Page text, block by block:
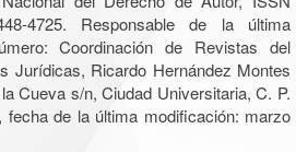
4725. Responsable de la última
Coordinación de Revistas del
Jurídicas, Ricardo Hernández Montes
Cueva s/n, Ciudad Universitaria, C. P.
fecha de la última modificación: marzo